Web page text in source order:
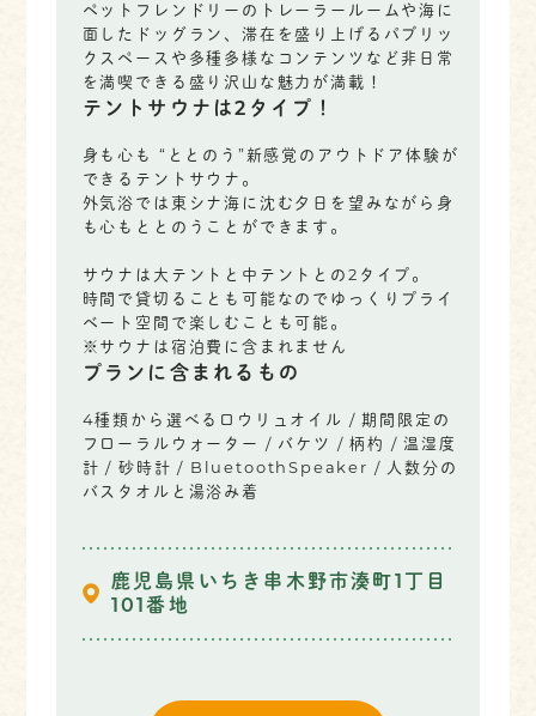
ペットフレンドリーのトレーラールームや海に
面したドッグラン、滞在を盛り上げるパブリッ
クスペースや多種多様なコンテンツなど非日常
を満喫できる盛り沢山な魅力が満載！
テントサウナは2タイプ！
身も心も “ととのう”新感覚のアウトドア体験が
できるテントサウナ。
外気浴では東シナ海に沈む夕日を望みながら身
も心もととのうことができます。
サウナは大テントと中テントとの2タイプ。
時間で貸切ることも可能なのでゆっくりプライ
ベート空間で楽しむことも可能。
※サウナは宿泊費に含まれません
プランに含まれるもの
4種類から選べるロウリュオイル / 期間限定の
フローラルウォーター / バケツ / 柄杓 / 温湿度
計 / 砂時計 / BluetoothSpeaker / 人数分の
バスタオルと湯浴み着
鹿児島県いちき串木野市湊町1丁目
101番地